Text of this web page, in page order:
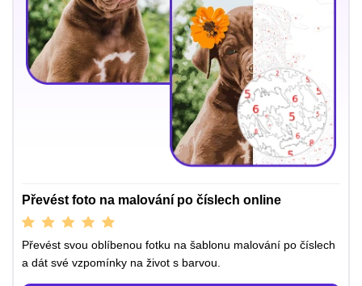
Převést foto na malování po číslech online
Převést svou oblíbenou fotku na šablonu malování po číslech
a dát své vzpomínky na život s barvou.